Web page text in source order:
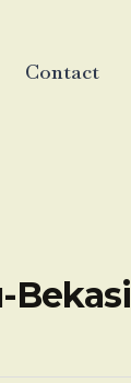
Contact
Bekasi